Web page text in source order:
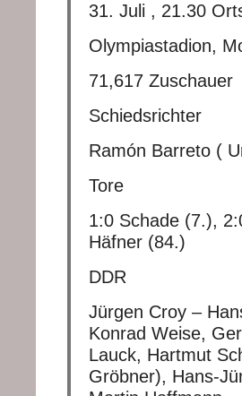
31. Juli , 21.30
Olympiastadion,
71,617 Zuschauer
Schiedsrichter
Ramón Barreto (
Tore
1:0 Schade (7.),
Häfner (84.)
DDR
Jürgen Croy –
Konrad Weise,
Lauck, Hartmut
Gröbner), Hans-